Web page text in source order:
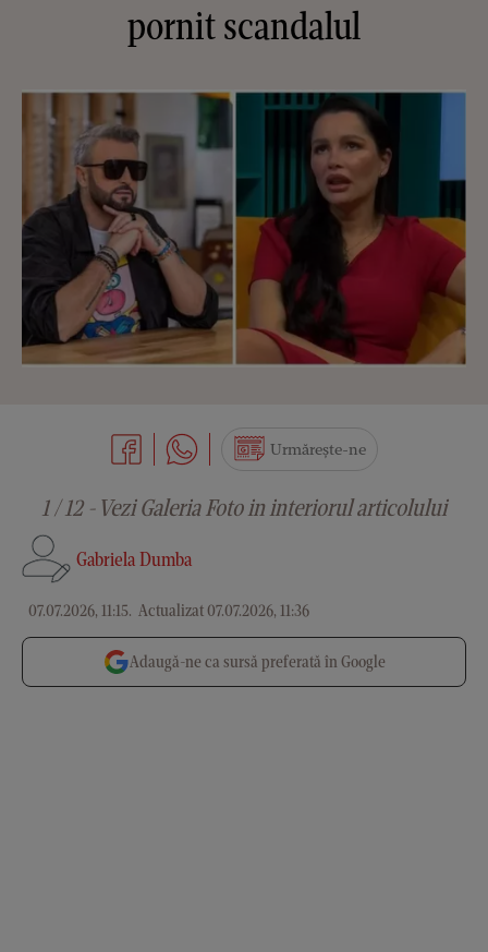
pornit scandalul
Gabriela Dumba
07.07.2026, 11:15. Actualizat 07.07.2026, 11:36
Urmărește-ne
1 / 12 - Vezi Galeria Foto in interiorul articolului
Adaugă-ne ca sursă preferată în Google